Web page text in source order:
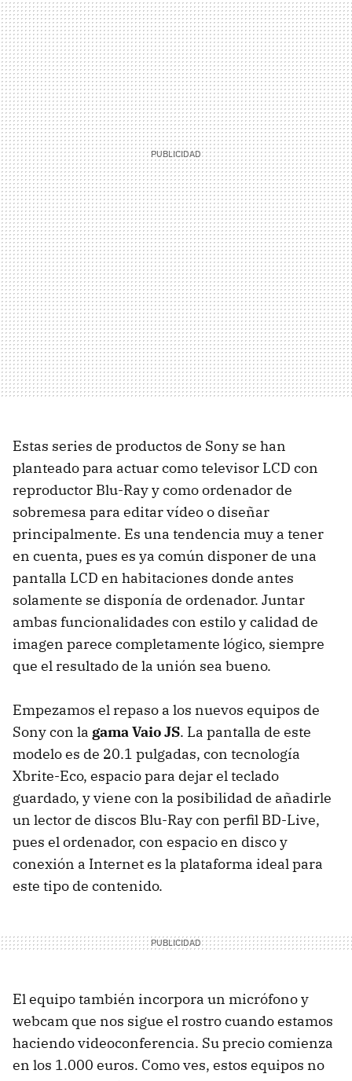
Estas series de productos de Sony se han
planteado para actuar como televisor LCD con
reproductor Blu-Ray y como ordenador de
sobremesa para editar vídeo o diseñar
principalmente. Es una tendencia muy a tener
en cuenta, pues es ya común disponer de una
pantalla LCD en habitaciones donde antes
solamente se disponía de ordenador. Juntar
ambas funcionalidades con estilo y calidad de
imagen parece completamente lógico, siempre
que el resultado de la unión sea bueno.
Empezamos el repaso a los nuevos equipos de
Sony con la gama Vaio JS. La pantalla de este
modelo es de 20.1 pulgadas, con tecnología
Xbrite-Eco, espacio para dejar el teclado
guardado, y viene con la posibilidad de añadirle
un lector de discos Blu-Ray con perfil BD-Live,
pues el ordenador, con espacio en disco y
conexión a Internet es la plataforma ideal para
este tipo de contenido.
El equipo también incorpora un micrófono y
webcam que nos sigue el rostro cuando estamos
haciendo videoconferencia. Su precio comienza
en los 1.000 euros. Como ves, estos equipos no